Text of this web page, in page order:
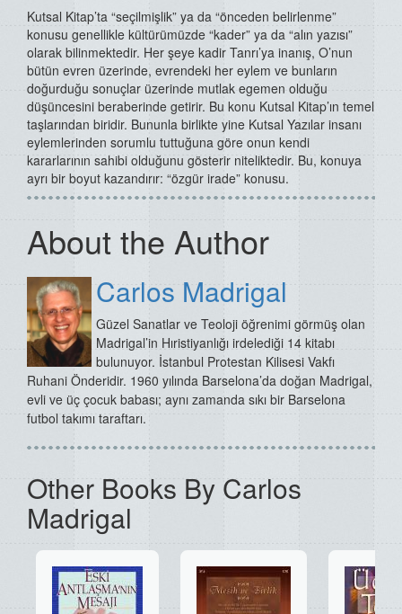
Kutsal Kitap’ta “seçilmişlik” ya da “önceden belirlenme”
konusu genellikle kültürümüzde “kader” ya da “alın yazısı”
olarak bilinmektedir. Her şeye kadir Tanrı’ya inanış, O’nun
bütün evren üzerinde, evrendeki her eylem ve bunların
doğurduğu sonuçlar üzerinde mutlak egemen olduğu
düşüncesini beraberinde getirir. Bu konu Kutsal Kitap’ın temel
taşlarından biridir. Bununla birlikte yine Kutsal Yazılar insanı
eylemlerinden sorumlu tuttuğuna göre onun kendi
kararlarının sahibi olduğunu gösterir niteliktedir. Bu, konuya
ayrı bir boyut kazandırır: “özgür irade” konusu.
About the Author
Carlos Madrigal
Güzel Sanatlar ve Teoloji öğrenimi görmüş olan
Madrigal’in Hıristiyanlığı irdelediği 14 kitabı
bulunuyor. İstanbul Protestan Kilisesi Vakfı
Ruhani Önderidir. 1960 yılında Barselona’da doğan Madrigal,
evli ve üç çocuk babası; aynı zamanda sıkı bir Barselona
futbol takımı taraftarı.
Other Books By Carlos
Madrigal